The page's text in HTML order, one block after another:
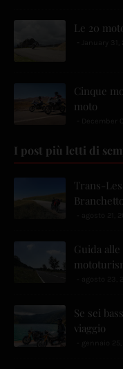
Le 20
Cinque
moto
I post più letti di
Trans-
Guida
Se sei
viaggio